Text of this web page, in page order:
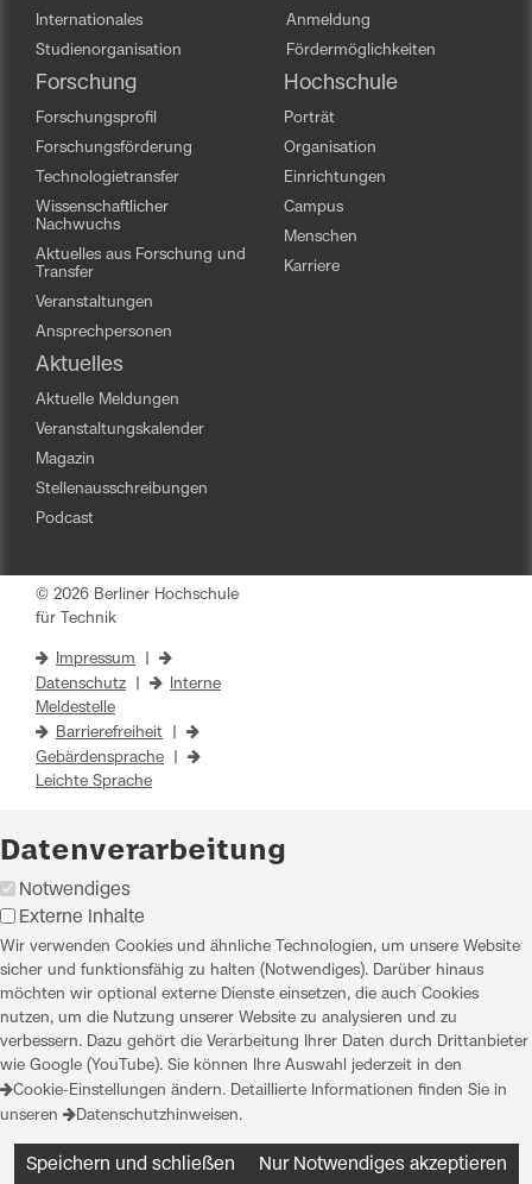
Internationales
Studienorganisation
Anmeldung
Fördermöglichkeiten
Forschung
Forschungsprofil
Forschungsförderung
Technologietransfer
Wissenschaftlicher
Nachwuchs
Aktuelles aus Forschung und
Transfer
Veranstaltungen
Ansprechpersonen
Hochschule
Porträt
Organisation
Einrichtungen
Campus
Menschen
Karriere
Aktuelles
Aktuelle Meldungen
Veranstaltungskalender
Magazin
Stellenausschreibungen
Podcast
© 2026 Berliner Hochschule
für Technik
Impressum
Datenschutz
Interne
Meldestelle
Barrierefreiheit
Gebärdensprache
Leichte Sprache
Datenverarbeitung
Notwendiges
Externe Inhalte
Wir verwenden Cookies und ähnliche Technologien, um unsere Website
sicher und funktionsfähig zu halten (Notwendiges). Darüber hinaus
möchten wir optional externe Dienste einsetzen, die auch Cookies
nutzen, um die Nutzung unserer Website zu analysieren und zu
verbessern. Dazu gehört die Verarbeitung Ihrer Daten durch Drittanbieter
wie Google (YouTube). Sie können Ihre Auswahl jederzeit in den
Cookie-Einstellungen ändern. Detaillierte Informationen finden Sie in
unseren
Datenschutzhinweisen.
Speichern und schließen Nur Notwendiges akzeptieren